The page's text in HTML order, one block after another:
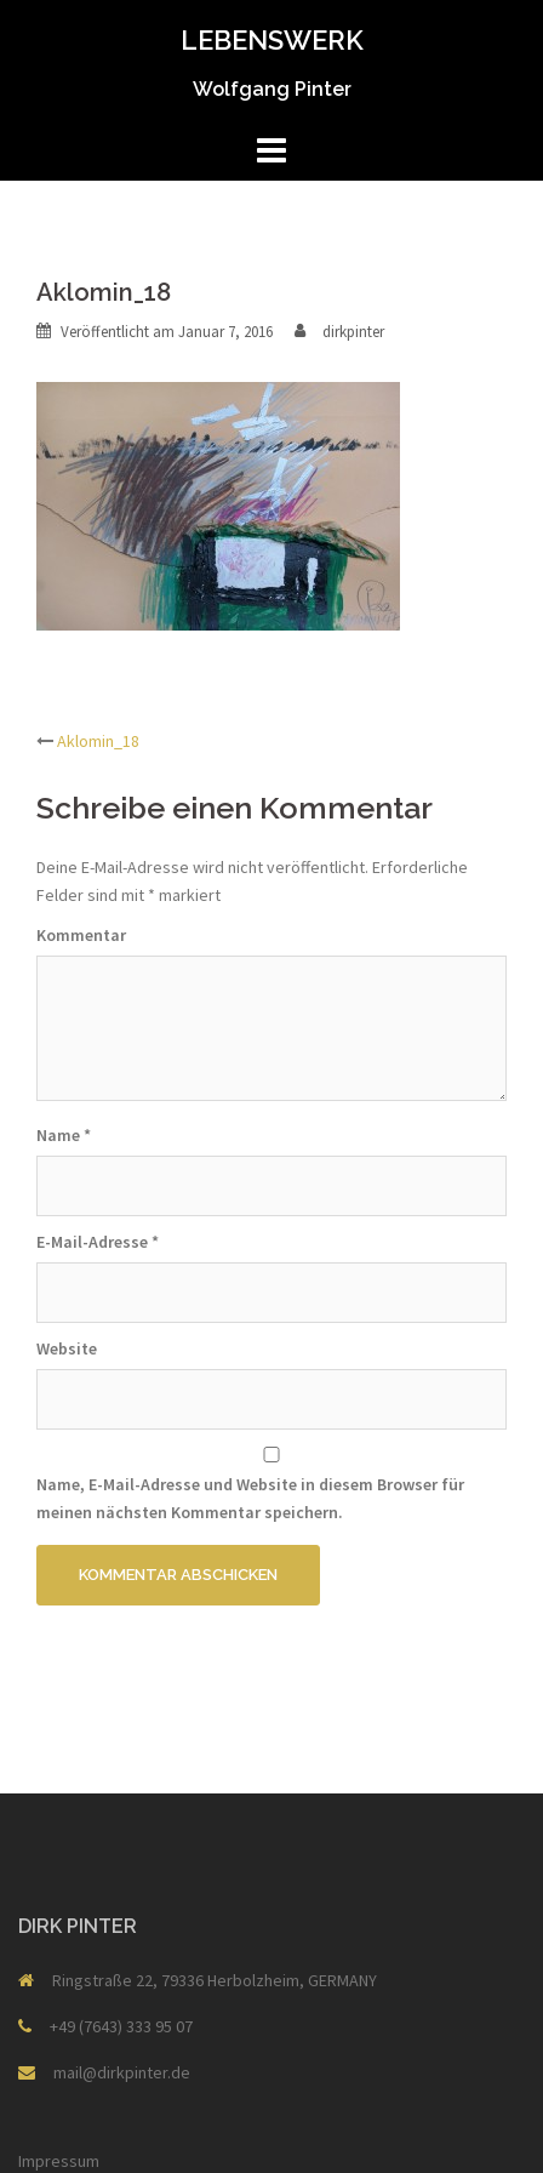
LEBENSWERK
Wolfgang Pinter
Aklomin_18
Veröffentlicht am Januar 7, 2016 dirkpinter
Beitrags-
Navigation
Aklomin_18
Schreibe einen Kommentar
Deine E-Mail-Adresse wird nicht veröffentlicht. Erforderliche
Felder sind mit * markiert
Kommentar
Name *
E-Mail-Adresse *
Website
Name, E-Mail-Adresse und Website in diesem Browser für
meinen nächsten Kommentar speichern.
DIRK PINTER
Ringstraße 22, 79336 Herbolzheim, GERMANY
+49 (7643) 333 95 07
mail@dirkpinter.de
Impressum